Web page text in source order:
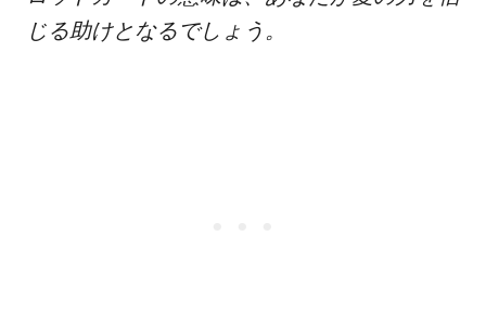
じる助けとなるでしょう。